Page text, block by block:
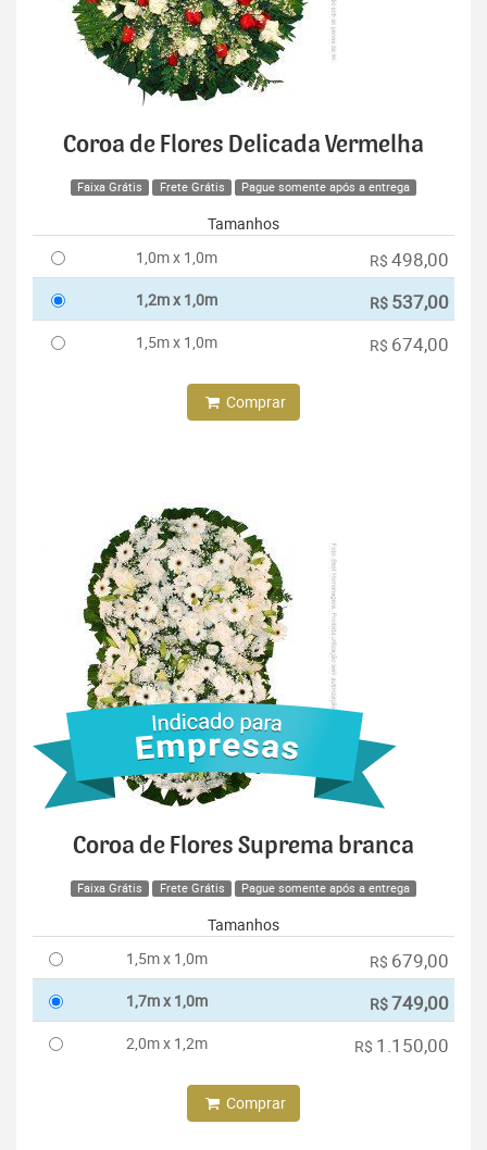
Coroa de Flores Delicada Vermelha
Faixa Grátis Frete Grátis Pague somente após a entrega
Tamanhos
1,0m x 1,0m
R$ 498,00
1,2m x 1,0m R$ 537,00
1,5m x 1,0m R$ 674,00
Comprar
Coroa de Flores Suprema branca
Faixa Grátis Frete Grátis Pague somente após a entrega
Tamanhos
1,5m x 1,0m
R$ 679,00
1,7m x 1,0m R$749,00
2,0m x 1,2m R$ 1.150,00
Comprar